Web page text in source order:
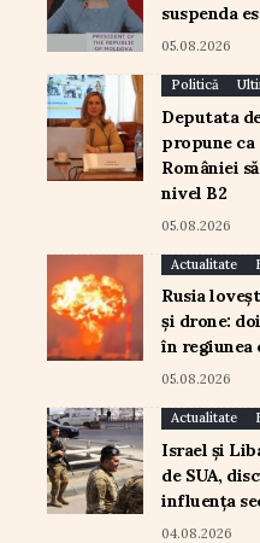
suspenda
05.08.2026
Politică
Deputata
propune
României
nivel B2
05.08.2026
Actualitate
Rusia
și drone:
în regiunea
05.08.2026
Actualitate
Israel și
de SUA,
influența
04.08.2026